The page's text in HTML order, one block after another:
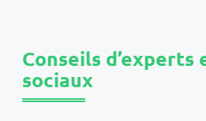
Conseils d’experts
sociaux